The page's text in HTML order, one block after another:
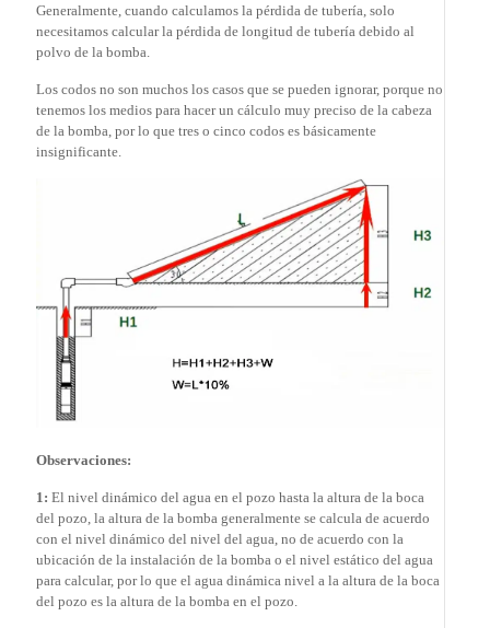
Generalmente, cuando calculamos la pérdida de tubería, solo
necesitamos calcular la pérdida de longitud de tubería debido al
polvo de la bomba.
Los codos no son muchos los casos que se pueden ignorar, porque no
tenemos los medios para hacer un cálculo muy preciso de la cabeza
de la bomba, por lo que tres o cinco codos es básicamente
insignificante.
Observaciones:
1: El nivel dinámico del agua en el pozo hasta la altura de la boca
del pozo, la altura de la bomba generalmente se calcula de acuerdo
con el nivel dinámico del nivel del agua, no de acuerdo con la
ubicación de la instalación de la bomba o el nivel estático del agua
para calcular, por lo que el agua dinámica nivel a la altura de la boca
del pozo es la altura de la bomba en el pozo.